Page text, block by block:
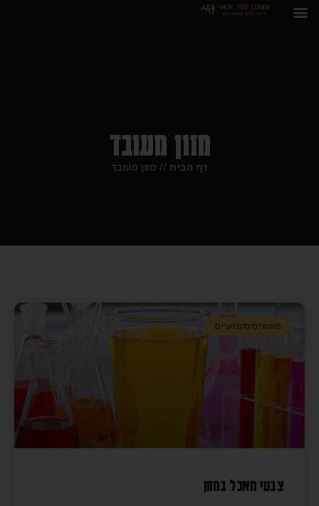
מזון מעובד
דף הבית // מזון מעובד
מאמרים מקצועיים
צבעי מאכל במזון